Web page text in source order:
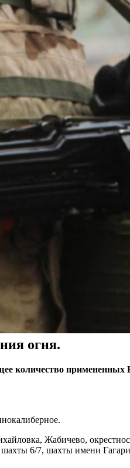
огня.
количество примененных
Жабичево,
6/7, шахты имени